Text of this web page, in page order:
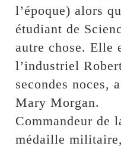
l’époque) alors
étudiant de
autre chose. Elle
l’industriel
secondes noces,
Mary Morgan.
Commandeur de
médaille